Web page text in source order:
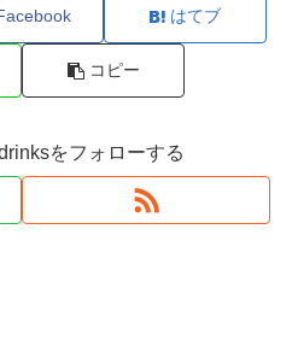
はてブ
コピー
をフォローする